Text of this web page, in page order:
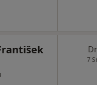
7